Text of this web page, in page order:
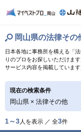
岡山県の法律その
日本各地に事務所を構える「
りのプロをお探しいただけま
サービス内容を掲載しています
現在の検索条件
岡山県 × 法律その他
1～3人を表示 ／ 全3件